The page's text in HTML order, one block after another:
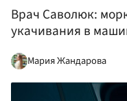
Врач Саволюк:
укачивания в
Мария Жандарова